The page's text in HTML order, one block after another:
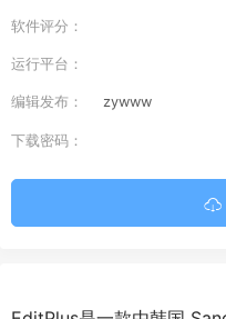
软件评分：
运行平台：
编辑发布： zywww
下载密码：